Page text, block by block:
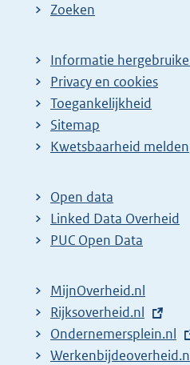
Zoeken
Informatie
Privacy en cookies
Toegankelijkheid
Sitemap
E
t
e
r
l
i
n
Kwetsbaarheid melden
Open data
Linked Data Overheid
PUC Open Data
MijnOverheid.nl
E
x
t
Rijksoverheid.nl
E
x
Ondernemersplein.nl
E